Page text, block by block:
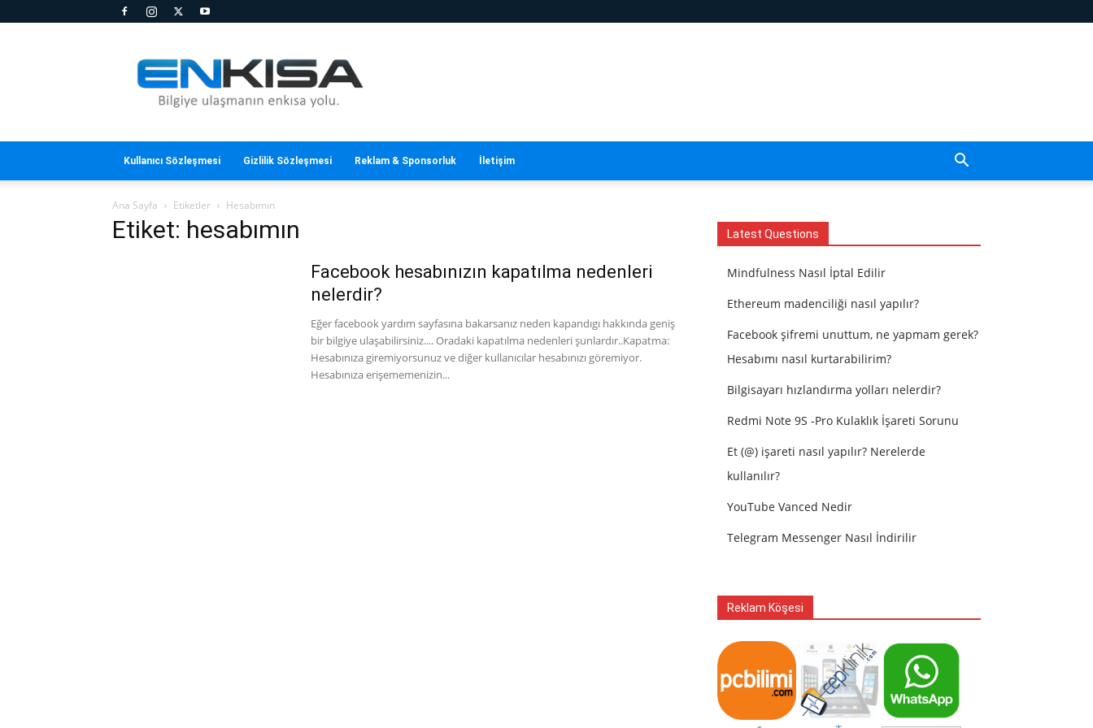
Kısa
Kullanıcı Sözleşmesi Gizlilik Sözleşmesi Reklam & Sponsorluk İletişim
Ana Sayfa Etiketler Hesabımın
Etiket: hesabımın
Facebook hesabınızın kapatılma nedenleri
nelerdir?
Eğer facebook yardım sayfasına bakarsanız neden kapandıgı hakkında geniş
bir bilgiye ulaşabilirsiniz.... Oradaki kapatılma nedenleri şunlardır..Kapatma:
Hesabınıza giremiyorsunuz ve diğer kullanıcılar hesabınızı göremiyor.
Hesabınıza erişememenizin...
Latest Questions
Mindfulness Nasıl İptal Edilir
Ethereum madenciliği nasıl yapılır?
Facebook şifremi unuttum, ne yapmam gerek?
Hesabımı nasıl kurtarabilirim?
Bilgisayarı hızlandırma yolları nelerdir?
Redmi Note 9S -Pro Kulaklık İşareti Sorunu
Et (@) işareti nasıl yapılır? Nerelerde
kullanılır?
YouTube Vanced Nedir
Telegram Messenger Nasıl İndirilir
Reklam Köşesi